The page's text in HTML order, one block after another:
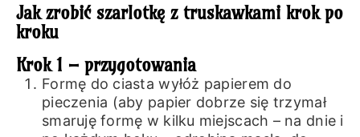
Jak zrobić szarlotkę z truskawkami krok po
kroku
Krok 1 – przygotowania
Formę do ciasta wyłóż papierem do
pieczenia (aby papier dobrze się trzymał
smaruję formę w kilku miejscach – na dnie i